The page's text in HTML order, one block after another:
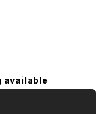
available